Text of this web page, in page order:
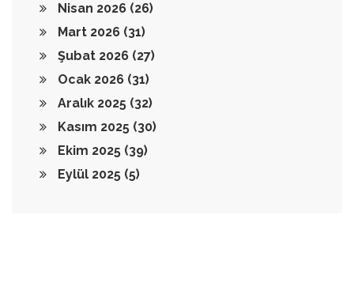
Nisan 2026 (26)
Mart 2026 (31)
Şubat 2026 (27)
Ocak 2026 (31)
Aralık 2025 (32)
Kasım 2025 (30)
Ekim 2025 (39)
Eylül 2025 (5)